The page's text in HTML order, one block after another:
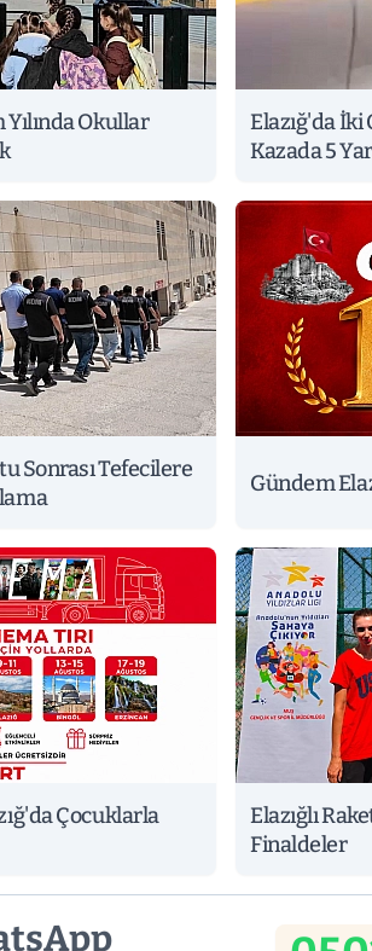
Okullar
Elazığ'da İki
Kazada 5
Sonrası Tefecilere
Gündem
Çocuklarla
Elazığlı
Finaldeler